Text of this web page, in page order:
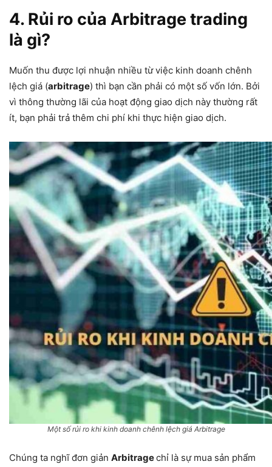
4. Rủi ro của Arbitrage trading
là gì?
Muốn thu được lợi nhuận nhiều từ việc kinh doanh chênh
lệch giá (arbitrage) thì bạn cần phải có một số vốn lớn. Bởi
vì thông thường lãi của hoạt động giao dịch này thường rất
ít, bạn phải trả thêm chi phí khi thực hiện giao dịch.
Một số rủi ro khi kinh doanh chênh lệch giá Arbitrage
Chúng ta nghĩ đơn giản Arbitragechỉ là sự mua sản phẩm